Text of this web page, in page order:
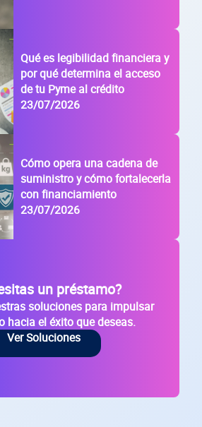
Qué es legibilidad financiera y
por qué determina el acceso
de tu Pyme al crédito
23/07/2026
Cómo opera una cadena de
suministro y cómo fortalecerla
con financiamiento
23/07/2026
un préstamo?
soluciones para impulsar
hacia el éxito que deseas.
Ver Soluciones